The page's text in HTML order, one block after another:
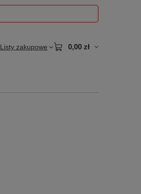
Listy zakupowe 0,00 zł